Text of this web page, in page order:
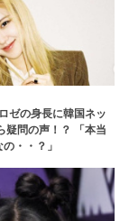
ゼの身長に韓国ネッ
疑問の声！？ 「本当
・・？」